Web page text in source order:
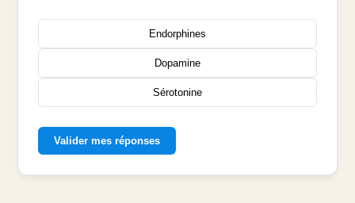
Endorphines
Dopamine
Sérotonine
Valider mes réponses